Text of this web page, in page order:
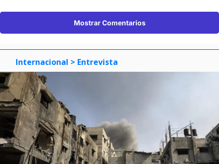
Mostrar Comentarios
Internacional > Entrevista